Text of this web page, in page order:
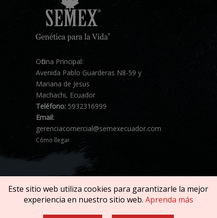
Oficina Principal:
Avenida Pablo Guarderas N8-59 y
Mariana de Jesus
Machachi, Ecuador
Teléfono: 5932316999
Email:
gerenciacomercial@semexecuador.com
Cómo llegar
Copyright © 2026 SEMEX. Todos los derechos
Este sitio web utiliza cookies para garantizarle la mejor
experiencia en nuestro sitio web. Aprenda más